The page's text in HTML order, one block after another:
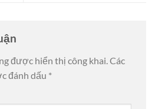
được hiển thị công khai. Các
đánh dấu *